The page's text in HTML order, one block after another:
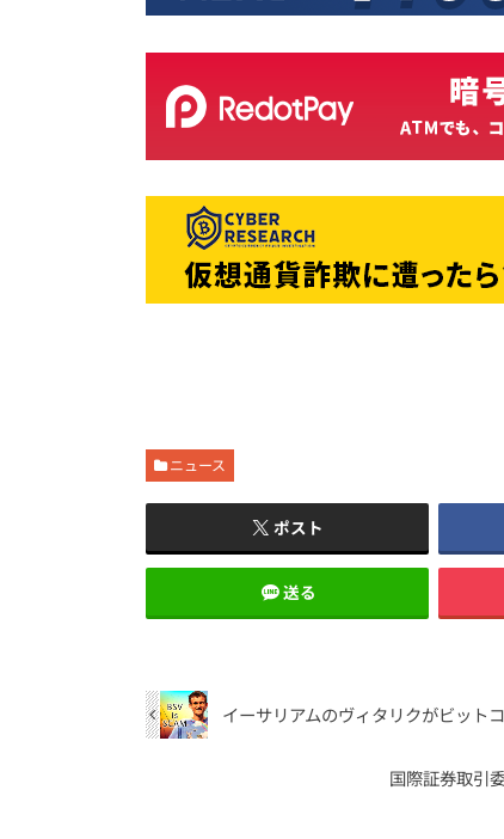
ニュース
ポスト
送る
イーサリアムのヴィタリクがビット
国際証券取引